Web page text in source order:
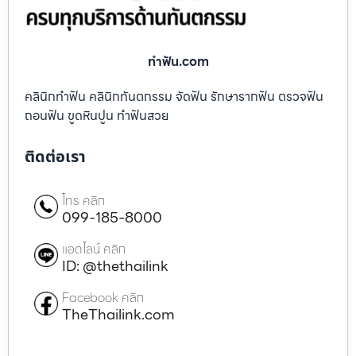
ทําฟัน.com
คลินิกทำฟัน คลินิกทันตกรรม จัดฟัน รักษารากฟัน ตรวจฟัน
ถอนฟัน ขูดหินปูน ทำฟันสวย
ติดต่อเรา
โทร คลิก
099-185-8000
แอดไลน์ คลิก
ID: @thethailink
Facebook คลิก
TheThailink.com